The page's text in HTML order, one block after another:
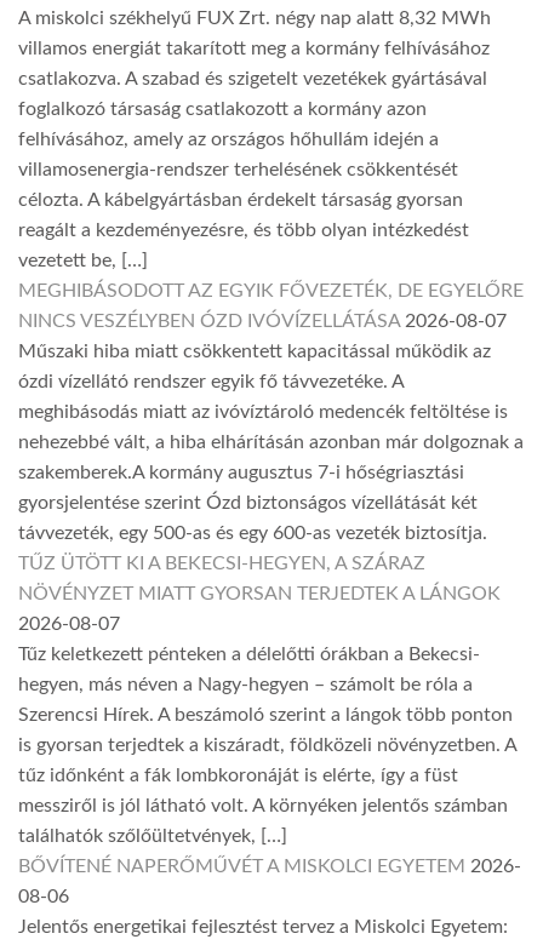
A miskolci székhelyű FUX Zrt. négy nap alatt 8,32 MWh
villamos energiát takarított meg a kormány felhívásához
csatlakozva. A szabad és szigetelt vezetékek gyártásával
foglalkozó társaság csatlakozott a kormány azon
felhívásához, amely az országos hőhullám idején a
villamosenergia-rendszer terhelésének csökkentését
célozta. A kábelgyártásban érdekelt társaság gyorsan
reagált a kezdeményezésre, és több olyan intézkedést
vezetett be, […]
MEGHIBÁSODOTT AZ EGYIK FŐVEZETÉK, DE EGYELŐRE
NINCS VESZÉLYBEN ÓZD IVÓVÍZELLÁTÁSA 2026-08-07
Műszaki hiba miatt csökkentett kapacitással működik az
ózdi vízellátó rendszer egyik fő távvezetéke. A
meghibásodás miatt az ivóvíztároló medencék feltöltése is
nehezebbé vált, a hiba elhárításán azonban már dolgoznak a
szakemberek.A kormány augusztus 7-i hőségriasztási
gyorsjelentése szerint Ózd biztonságos vízellátását két
távvezeték, egy 500-as és egy 600-as vezeték biztosítja.
TŰZ ÜTÖTT KI A BEKECSI-HEGYEN, A SZÁRAZ
NÖVÉNYZET MIATT GYORSAN TERJEDTEK A LÁNGOK
2026-08-07
Tűz keletkezett pénteken a délelőtti órákban a Bekecsi-
hegyen, más néven a Nagy-hegyen – számolt be róla a
Szerencsi Hírek. A beszámoló szerint a lángok több ponton
is gyorsan terjedtek a kiszáradt, földközeli növényzetben. A
tűz időnként a fák lombkoronáját is elérte, így a füst
messziről is jól látható volt. A környéken jelentős számban
találhatók szőlőültetvények, […]
BŐVÍTENÉ NAPERŐMŰVÉT A MISKOLCI EGYETEM 2026-
08-06
Jelentős energetikai fejlesztést tervez a Miskolci Egyetem: